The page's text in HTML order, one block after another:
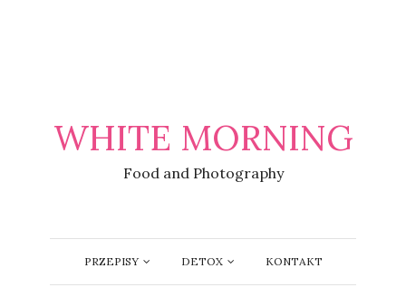
WHITE MORNING
Food and Photography
PRZEPISY DETOX KONTAKT